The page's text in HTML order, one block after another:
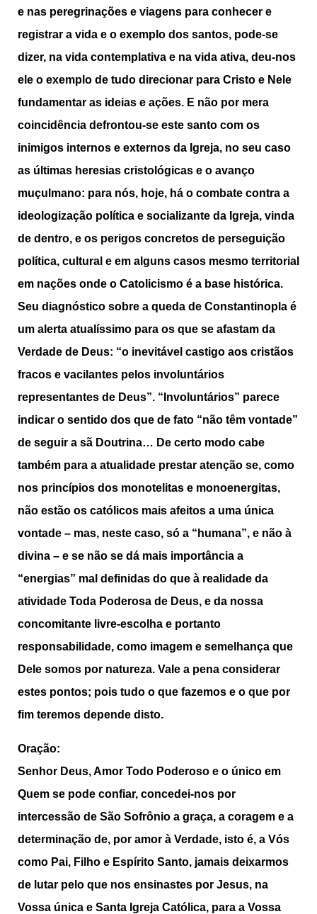
e nas peregrinações e viagens para conhecer e
registrar a vida e o exemplo dos santos, pode-se
dizer, na vida contemplativa e na vida ativa, deu-nos
ele o exemplo de tudo direcionar para Cristo e Nele
fundamentar as ideias e ações. E não por mera
coincidência defrontou-se este santo com os
inimigos internos e externos da Igreja, no seu caso
as últimas heresias cristológicas e o avanço
muçulmano: para nós, hoje, há o combate contra a
ideologização política e socializante da Igreja, vinda
de dentro, e os perigos concretos de perseguição
política, cultural e em alguns casos mesmo territorial
em nações onde o Catolicismo é a base histórica.
Seu diagnóstico sobre a queda de Constantinopla é
um alerta atualíssimo para os que se afastam da
Verdade de Deus: “o inevitável castigo aos cristãos
fracos e vacilantes pelos involuntários
representantes de Deus”. “Involuntários” parece
indicar o sentido dos que de fato “não têm vontade”
de seguir a sã Doutrina… De certo modo cabe
também para a atualidade prestar atenção se, como
nos princípios dos monotelitas e monoenergitas,
não estão os católicos mais afeitos a uma única
vontade – mas, neste caso, só a “humana”, e não à
divina – e se não se dá mais importância a
“energias” mal definidas do que à realidade da
atividade Toda Poderosa de Deus, e da nossa
concomitante livre-escolha e portanto
responsabilidade, como imagem e semelhança que
Dele somos por natureza. Vale a pena considerar
estes pontos; pois tudo o que fazemos e o que por
fim teremos depende disto.
Oração:
Senhor Deus, Amor Todo Poderoso e o único em
Quem se pode confiar, concedei-nos por
intercessão de São Sofrônio a graça, a coragem e a
determinação de, por amor à Verdade, isto é, a Vós
como Pai, Filho e Espírito Santo, jamais deixarmos
de lutar pelo que nos ensinastes por Jesus, na
Vossa única e Santa Igreja Católica, para a Vossa